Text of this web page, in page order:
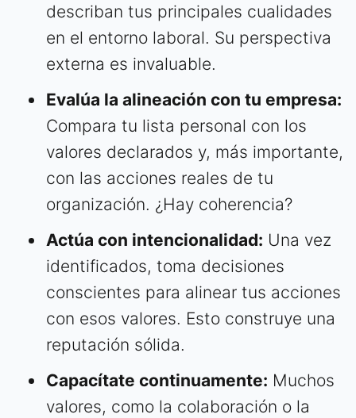
describan tus principales cualidades
en el entorno laboral. Su perspectiva
externa es invaluable.
Evalúa la alineación con tu empresa:
Compara tu lista personal con los
valores declarados y, más importante,
con las acciones reales de tu
organización. ¿Hay coherencia?
Actúa con intencionalidad: Una vez
identificados, toma decisiones
conscientes para alinear tus acciones
con esos valores. Esto construye una
reputación sólida.
Capacítate continuamente: Muchos
valores, como la colaboración o la